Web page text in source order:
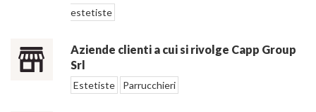
estetiste
Aziende clienti a cui si rivolge Capp Group
Srl
Estetiste Parrucchieri